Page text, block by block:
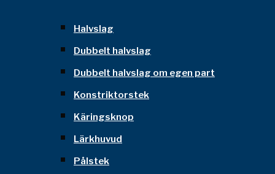
Halvslag
Dubbelt halvslag
Dubbelt halvslag om egen part
Konstriktorstek
Käringsknop
Lärkhuvud
Pålstek